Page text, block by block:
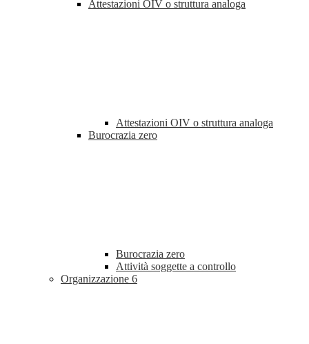
Attestazioni OIV o struttura analoga
Attestazioni OIV o struttura analoga
Burocrazia zero
Burocrazia zero
Attività soggette a controllo
Organizzazione 6